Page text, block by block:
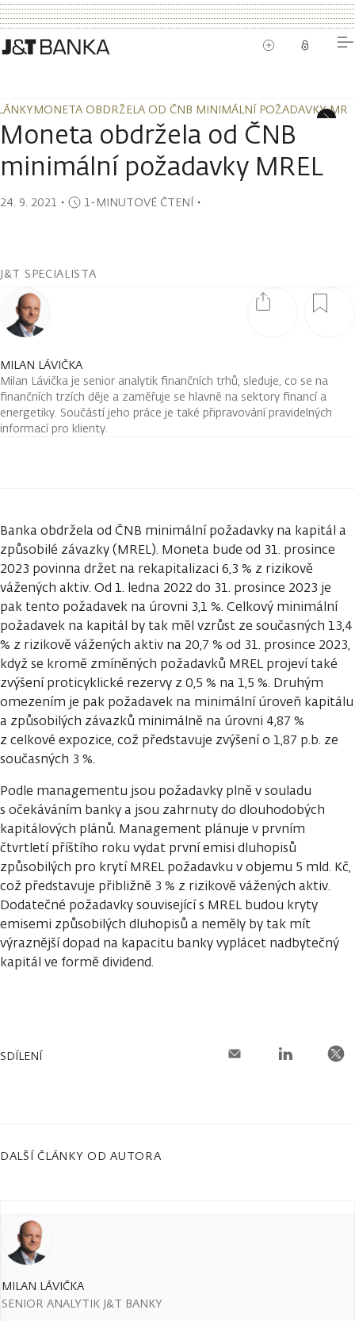
MONETA OBDRŽELA OD ČNB MINIMÁLNÍ POŽADAVKY
MONETA OBDRŽELA OD ČNB MINIMÁLNÍ POŽADAVKY
Moneta obdržela od ČNB
minimální požadavky MREL
24. 9. 2021 ・ 1-MINUTOVÉ ČTENÍ・
J&T SPECIALISTA
MILAN LÁVIČKA
Milan Lávička je senior analytik finančních trhů, sleduje, co se na
finančních trzích děje a zaměřuje se hlavně na sektory financí a
energetiky. Součástí jeho práce je také připravování pravidelných
informací pro klienty.
Banka obdržela od ČNB minimální požadavky na kapitál a
způsobilé závazky (MREL). Moneta bude od 31. prosince
2023 povinna držet na rekapitalizaci 6,3 % z rizikově
vážených aktiv. Od 1. ledna 2022 do 31. prosince 2023 je
pak tento požadavek na úrovni 3,1 %. Celkový minimální
požadavek na kapitál by tak měl vzrůst ze současných 13,4
% z rizikově vážených aktiv na 20,7 % od 31. prosince 2023,
když se kromě zmíněných požadavků MREL projeví také
zvýšení proticyklické rezervy z 0,5 % na 1,5 %. Druhým
omezením je pak požadavek na minimální úroveň kapitálu
a způsobilých závazků minimálně na úrovni 4,87 %
z celkové expozice, což představuje zvýšení o 1,87 p.b. ze
současných 3 %.
Podle managementu jsou požadavky plně v souladu
s očekáváním banky a jsou zahrnuty do dlouhodobých
kapitálových plánů. Management plánuje v prvním
čtvrtletí příštího roku vydat první emisi dluhopisů
způsobilých pro krytí MREL požadavku v objemu 5 mld. Kč,
což představuje přibližně 3 % z rizikově vážených aktiv.
Dodatečné požadavky související s MREL budou kryty
emisemi způsobilých dluhopisů a neměly by tak mít
výraznější dopad na kapacitu banky vyplácet nadbytečný
kapitál ve formě dividend.
SDÍLENÍ
DALŠÍ ČLÁNKY OD AUTORA
MILAN LÁVIČKA
SENIOR ANALYTIK J&T BANKY